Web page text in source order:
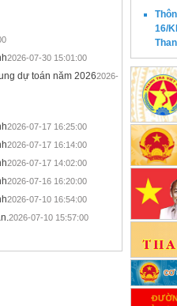
2026-07-30 15:01:00
dự toán năm 20262026-
2026-07-17 16:25:00
2026-07-17 16:14:00
2026-07-17 14:02:00
2026-07-16 16:20:00
2026-07-10 16:54:00
2026-07-10 15:57:00
16/